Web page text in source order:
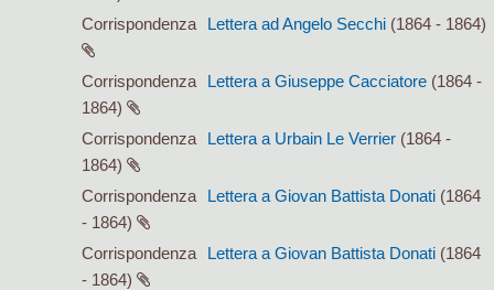
Corrispondenza
Lettera ad Angelo Secchi (1864 - 1864)
Corrispondenza Lettera a Giuseppe Cacciatore (1864 -
1864)
Corrispondenza
Lettera a Urbain Le Verrier (1864 -
1864)
Corrispondenza
Lettera a Giovan Battista Donati (1864
- 1864)
Corrispondenza
Lettera a Giovan Battista Donati (1864
- 1864)